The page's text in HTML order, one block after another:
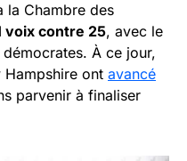
la Chambre des
voix contre 25, avec le
À ce jour,
Hampshire ont avancé
parvenir à finaliser